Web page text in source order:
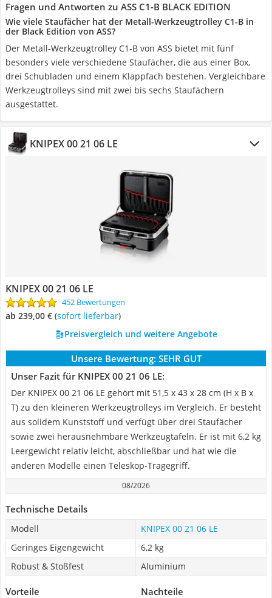
Fragen und Antworten zu ASS C1-B BLACK EDITION
Wie viele Staufächer hat der Metall-Werkzeugtrolley C1-B in
der Black Edition von ASS?
Der Metall-Werkzeugtrolley C1-B von ASS bietet mit fünf
besonders viele verschiedene Staufächer, die aus einer Box,
drei Schubladen und einem Klappfach bestehen. Vergleichbare
Werkzeugtrolleys sind mit zwei bis sechs Staufächern
ausgestattet.
KNIPEX 00 21 06 LE
KNIPEX 00 21 06 LE
452 Bewertungen
ab 239,00 € ( Sofort lieferbar)
Preisvergleich und weitere Angebote
Unsere Bewertung: SEHR GUT
Unser Fazit für KNIPEX 00 21 06 LE:
Der KNIPEX 00 21 06 LE gehört mit ‎51,5 x 43 x 28 cm (H x B x
T) zu den kleineren Werkzeugtrolleys im Vergleich. Er besteht
aus solidem Kunststoff und verfügt über drei Staufächer
sowie zwei herausnehmbare Werkzeugtafeln. Er ist mit 6,2 kg
Leergewicht relativ leicht, abschließbar und hat wie die
anderen Modelle einen Teleskop-Tragegriff.
08/2026
Technische Details
Modell
KNIPEX 00 21 06 LE
Geringes Eigengewicht
6,2 kg
Robust & Stoßfest
Aluminium
Vorteile Nachteile